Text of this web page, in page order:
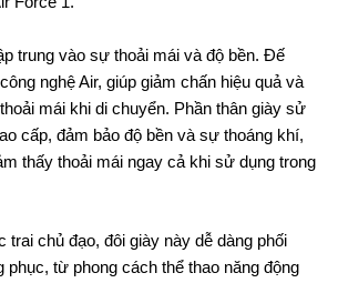
trung vào sự thoải mái và độ bền. Đế
nghệ Air, giúp giảm chấn hiệu quả và
mái khi di chuyển. Phần thân giày sử
cấp, đảm bảo độ bền và sự thoáng khí,
thấy thoải mái ngay cả khi sử dụng trong
trai chủ đạo, đôi giày này dễ dàng phối
phục, từ phong cách thể thao năng động